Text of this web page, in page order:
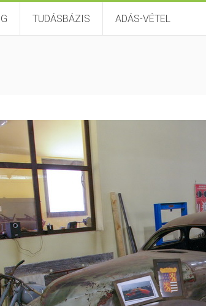
TUDÁSBÁZIS ADÁS-VÉTEL